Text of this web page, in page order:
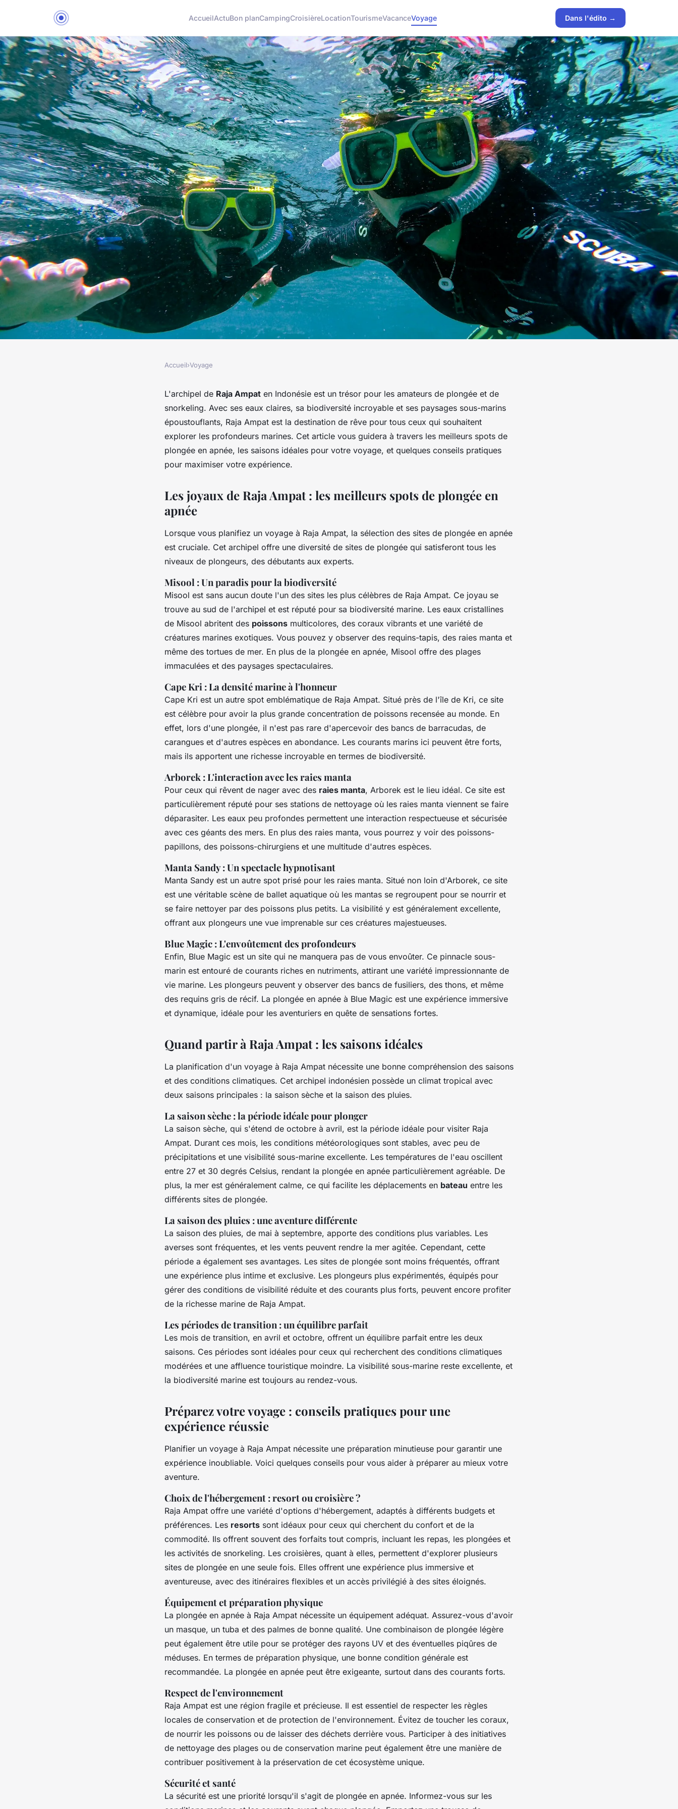
AccueilActuBon planCampingCroisièreLocationTourismeVacanceVoyage Dans l'édito →
Où trouver les meilleurs spots pour la
plongée en apnée dans les îles de Raja
Ampat, Indonésie : saisons et conseils
Accueil›Voyage
L'archipel de Raja Ampat en Indonésie est un trésor pour les amateurs de plongée et de
snorkeling. Avec ses eaux claires, sa biodiversité incroyable et ses paysages sous-marins
époustouflants, Raja Ampat est la destination de rêve pour tous ceux qui souhaitent
explorer les profondeurs marines. Cet article vous guidera à travers les meilleurs spots de
plongée en apnée, les saisons idéales pour votre voyage, et quelques conseils pratiques
pour maximiser votre expérience.
Les joyaux de Raja Ampat : les meilleurs spots de plongée en
apnée
Lorsque vous planifiez un voyage à Raja Ampat, la sélection des sites de plongée en apnée
est cruciale. Cet archipel offre une diversité de sites de plongée qui satisferont tous les
niveaux de plongeurs, des débutants aux experts.
Misool : Un paradis pour la biodiversité
Misool est sans aucun doute l'un des sites les plus célèbres de Raja Ampat. Ce joyau se
trouve au sud de l'archipel et est réputé pour sa biodiversité marine. Les eaux cristallines
de Misool abritent des poissons multicolores, des coraux vibrants et une variété de
créatures marines exotiques. Vous pouvez y observer des requins-tapis, des raies manta et
même des tortues de mer. En plus de la plongée en apnée, Misool offre des plages
immaculées et des paysages spectaculaires.
Cape Kri : La densité marine à l'honneur
Cape Kri est un autre spot emblématique de Raja Ampat. Situé près de l'île de Kri, ce site
est célèbre pour avoir la plus grande concentration de poissons recensée au monde. En
effet, lors d'une plongée, il n'est pas rare d'apercevoir des bancs de barracudas, de
carangues et d'autres espèces en abondance. Les courants marins ici peuvent être forts,
mais ils apportent une richesse incroyable en termes de biodiversité.
Arborek : L'interaction avec les raies manta
Pour ceux qui rêvent de nager avec des raies manta, Arborek est le lieu idéal. Ce site est
particulièrement réputé pour ses stations de nettoyage où les raies manta viennent se faire
déparasiter. Les eaux peu profondes permettent une interaction respectueuse et sécurisée
avec ces géants des mers. En plus des raies manta, vous pourrez y voir des poissons-
papillons, des poissons-chirurgiens et une multitude d'autres espèces.
Manta Sandy : Un spectacle hypnotisant
Manta Sandy est un autre spot prisé pour les raies manta. Situé non loin d'Arborek, ce site
est une véritable scène de ballet aquatique où les mantas se regroupent pour se nourrir et
se faire nettoyer par des poissons plus petits. La visibilité y est généralement excellente,
offrant aux plongeurs une vue imprenable sur ces créatures majestueuses.
Blue Magic : L'envoûtement des profondeurs
Enfin, Blue Magic est un site qui ne manquera pas de vous envoûter. Ce pinnacle sous-
marin est entouré de courants riches en nutriments, attirant une variété impressionnante de
vie marine. Les plongeurs peuvent y observer des bancs de fusiliers, des thons, et même
des requins gris de récif. La plongée en apnée à Blue Magic est une expérience immersive
et dynamique, idéale pour les aventuriers en quête de sensations fortes.
Quand partir à Raja Ampat : les saisons idéales
La planification d'un voyage à Raja Ampat nécessite une bonne compréhension des saisons
et des conditions climatiques. Cet archipel indonésien possède un climat tropical avec
deux saisons principales : la saison sèche et la saison des pluies.
La saison sèche : la période idéale pour plonger
La saison sèche, qui s'étend de octobre à avril, est la période idéale pour visiter Raja
Ampat. Durant ces mois, les conditions météorologiques sont stables, avec peu de
précipitations et une visibilité sous-marine excellente. Les températures de l'eau oscillent
entre 27 et 30 degrés Celsius, rendant la plongée en apnée particulièrement agréable. De
plus, la mer est généralement calme, ce qui facilite les déplacements en bateau entre les
différents sites de plongée.
La saison des pluies : une aventure différente
La saison des pluies, de mai à septembre, apporte des conditions plus variables. Les
averses sont fréquentes, et les vents peuvent rendre la mer agitée. Cependant, cette
période a également ses avantages. Les sites de plongée sont moins fréquentés, offrant
une expérience plus intime et exclusive. Les plongeurs plus expérimentés, équipés pour
gérer des conditions de visibilité réduite et des courants plus forts, peuvent encore profiter
de la richesse marine de Raja Ampat.
Les périodes de transition : un équilibre parfait
Les mois de transition, en avril et octobre, offrent un équilibre parfait entre les deux
saisons. Ces périodes sont idéales pour ceux qui recherchent des conditions climatiques
modérées et une affluence touristique moindre. La visibilité sous-marine reste excellente, et
la biodiversité marine est toujours au rendez-vous.
Préparez votre voyage : conseils pratiques pour une
expérience réussie
Planifier un voyage à Raja Ampat nécessite une préparation minutieuse pour garantir une
expérience inoubliable. Voici quelques conseils pour vous aider à préparer au mieux votre
aventure.
Choix de l'hébergement : resort ou croisière ?
Raja Ampat offre une variété d'options d'hébergement, adaptés à différents budgets et
préférences. Les resorts sont idéaux pour ceux qui cherchent du confort et de la
commodité. Ils offrent souvent des forfaits tout compris, incluant les repas, les plongées et
les activités de snorkeling. Les croisières, quant à elles, permettent d'explorer plusieurs
sites de plongée en une seule fois. Elles offrent une expérience plus immersive et
aventureuse, avec des itinéraires flexibles et un accès privilégié à des sites éloignés.
Équipement et préparation physique
La plongée en apnée à Raja Ampat nécessite un équipement adéquat. Assurez-vous d'avoir
un masque, un tuba et des palmes de bonne qualité. Une combinaison de plongée légère
peut également être utile pour se protéger des rayons UV et des éventuelles piqûres de
méduses. En termes de préparation physique, une bonne condition générale est
recommandée. La plongée en apnée peut être exigeante, surtout dans des courants forts.
Respect de l'environnement
Raja Ampat est une région fragile et précieuse. Il est essentiel de respecter les règles
locales de conservation et de protection de l'environnement. Évitez de toucher les coraux,
de nourrir les poissons ou de laisser des déchets derrière vous. Participer à des initiatives
de nettoyage des plages ou de conservation marine peut également être une manière de
contribuer positivement à la préservation de cet écosystème unique.
Sécurité et santé
La sécurité est une priorité lorsqu'il s'agit de plongée en apnée. Informez-vous sur les